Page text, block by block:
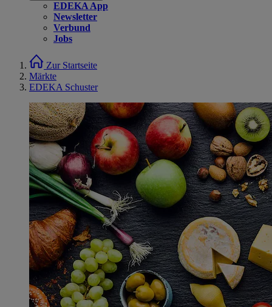
EDEKA App
Newsletter
Verbund
Jobs
Zur Startseite
Märkte
EDEKA Schuster